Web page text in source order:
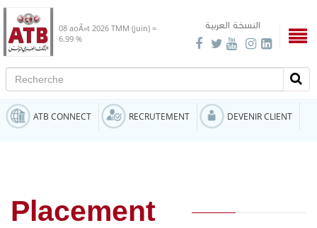
النسخة العربية 08 aoÃ»t 2026 TMM (juin) =
6.99 %
Recherche
ATB CONNECT RECRUTEMENT DEVENIR CLIENT
Placement